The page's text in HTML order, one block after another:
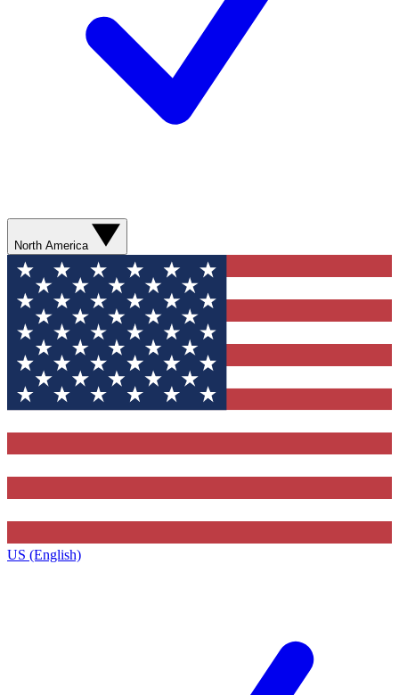
North America
US (English)